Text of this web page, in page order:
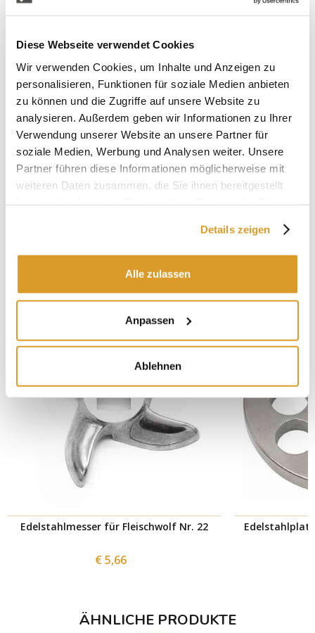
Diese Webseite verwendet Cookies
Wir verwenden Cookies, um Inhalte und Anzeigen zu
personalisieren, Funktionen für soziale Medien anbieten
zu können und die Zugriffe auf unsere Website zu
analysieren. Außerdem geben wir Informationen zu Ihrer
Verwendung unserer Website an unsere Partner für
soziale Medien, Werbung und Analysen weiter. Unsere
Partner führen diese Informationen möglicherweise mit
weiteren Daten zusammen, die Sie ihnen bereitgestellt
Details zeigen
Alle zulassen
Anpassen
Ablehnen
IN VERBINDUNG STEHENDE PRODUKTE
Edelstahlmesser für Fleischwolf Nr. 22
€ 5,66
ÄHNLICHE PRODUKTE